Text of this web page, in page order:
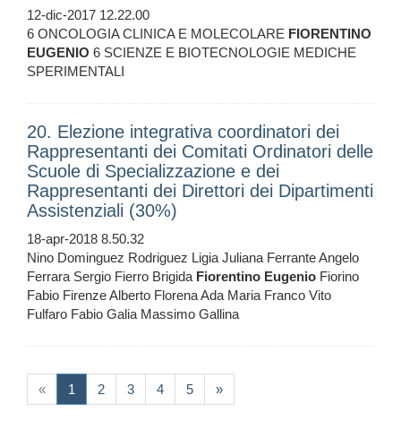
12-dic-2017 12.22.00
6 ONCOLOGIA CLINICA E MOLECOLARE FIORENTINO
EUGENIO 6 SCIENZE E BIOTECNOLOGIE MEDICHE
SPERIMENTALI
20. Elezione integrativa coordinatori dei
Rappresentanti dei Comitati Ordinatori delle
Scuole di Specializzazione e dei
Rappresentanti dei Direttori dei Dipartimenti
Assistenziali (30%)
18-apr-2018 8.50.32
Nino Dominguez Rodriguez Ligia Juliana Ferrante Angelo
Ferrara Sergio Fierro Brigida Fiorentino Eugenio Fiorino
Fabio Firenze Alberto Florena Ada Maria Franco Vito
Fulfaro Fabio Galia Massimo Gallina
« 1 (current)
2 3 4 5 »